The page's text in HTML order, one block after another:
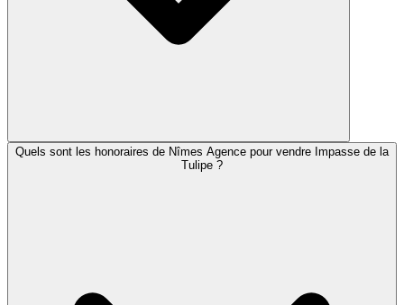
Quels sont les honoraires de Nîmes Agence pour vendre Impasse de la
Tulipe ?